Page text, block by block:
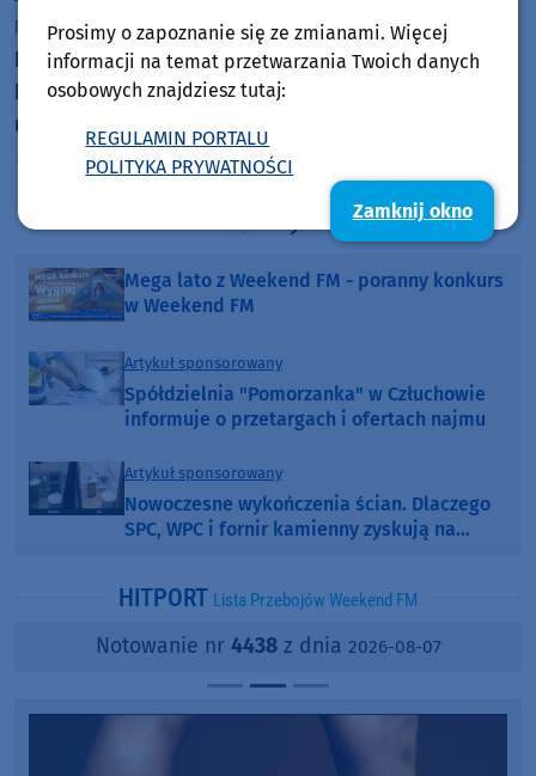
piątek, 7 sierpnia 2026, 11:06
Projektanci przebudowy drogi powiatowej Bysław-
Lubiewo zorganizowali konsultacje społeczne z
mieszkańcami
Poprzednia strona
Następna strona
Mega lato z Weekend FM - poranny konkurs
w Weekend FM
Artykuł sponsorowany
Spółdzielnia "Pomorzanka" w Człuchowie
informuje o przetargach i ofertach najmu
Artykuł sponsorowany
Nowoczesne wykończenia ścian. Dlaczego
SPC, WPC i fornir kamienny zyskują na
HITPORT Lista Przebojów Weekend FM
Notowanie nr 4438z dnia 2026-08-07
Prosimy o zapoznanie się ze zmianami. Więcej
informacji na temat przetwarzania Twoich danych
osobowych znajdziesz tutaj:
REGULAMIN PORTALU
POLITYKA PRYWATNOŚCI
Zamknij okno